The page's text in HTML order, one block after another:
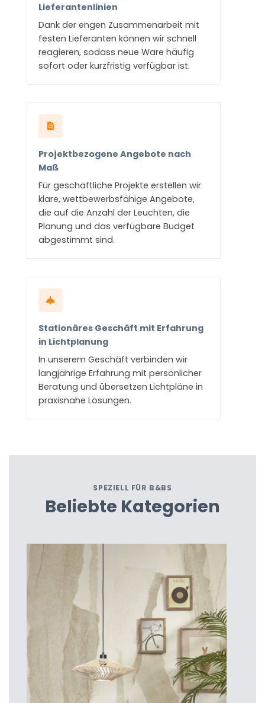
Lieferantenlinien
Dank der engen Zusammenarbeit mit
festen Lieferanten können wir schnell
reagieren, sodass neue Ware häufig
sofort oder kurzfristig verfügbar ist.
Projektbezogene Angebote nach
Maß
Für geschäftliche Projekte erstellen wir
klare, wettbewerbsfähige Angebote,
die auf die Anzahl der Leuchten, die
Planung und das verfügbare Budget
abgestimmt sind.
Stationäres Geschäft mit Erfahrung
in Lichtplanung
In unserem Geschäft verbinden wir
langjährige Erfahrung mit persönlicher
Beratung und übersetzen Lichtpläne in
praxisnahe Lösungen.
SPEZIELL FÜR B&BS
Beliebte Kategorien